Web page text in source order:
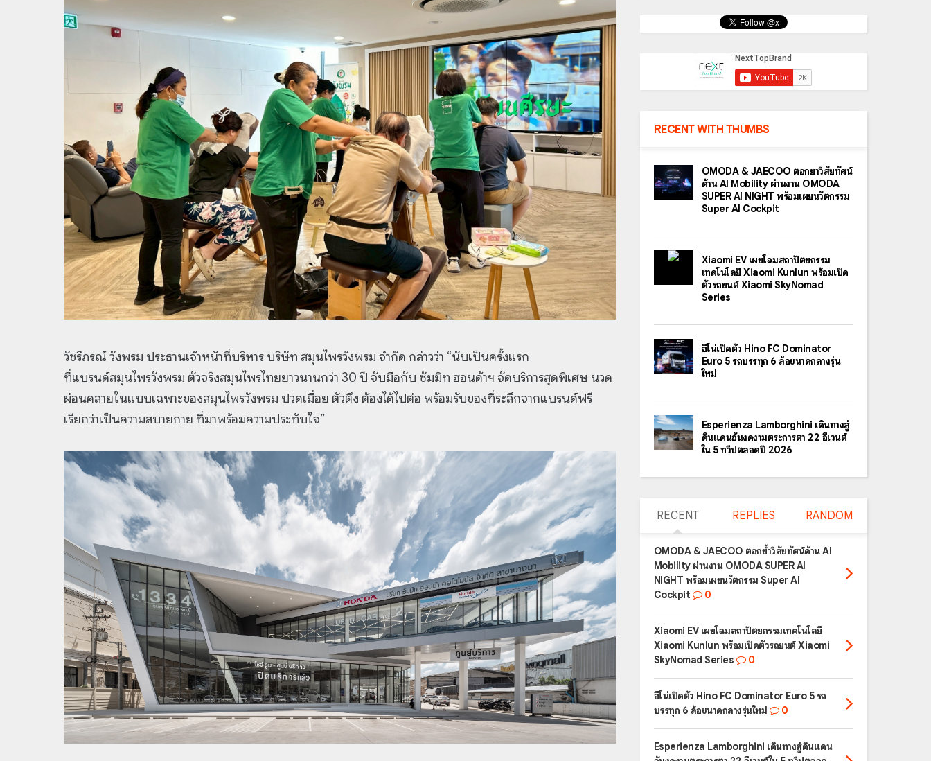
วัชรีภรณ์ วังพรม ประธานเจ้าหน้าที่บริหาร บริษัท สมุนไพรวังพรม จำกัด กล่าวว่า “นับเป็นครั้งแรก
ที่แบรนด์สมุนไพรวังพรม ตัวจริงสมุนไพรไทยยาวนานกว่า 30 ปี จับมือกับ ซัมมิท ฮอนด้าฯ จัดบริการสุดพิเศษ นวด
ผ่อนคลายในแบบเฉพาะของสมุนไพรวังพรม ปวดเมื่อย ตัวตึง ต้องได้ไปต่อ พร้อมรับของที่ระลึกจากแบรนด์ฟรี
เรียกว่าเป็นความสบายกาย ที่มาพร้อมความประทับใจ”
RECENT WITH THUMBS
OMODA & JAECOO ตอกย้ำวิสัยทัศน์
ด้าน AI Mobility ผ่านงาน OMODA
SUPER AI NIGHT พร้อมเผยนวัตกรรม
Super AI Cockpit
Xiaomi EV เผยโฉมสถาปัตยกรรม
เทคโนโลยี Xiaomi Kunlun พร้อมเปิด
ตัวรถยนต์ Xiaomi SkyNomad
Series
ฮีโน่เปิดตัว Hino FC Dominator
Euro 5 รถบรรทุก 6 ล้อขนาดกลางรุ่น
ใหม่
Esperienza Lamborghini เดินทางสู่
ดินแดนอันงดงามตระการตา 22 อีเวนต์
ใน 5 ทวีปตลอดปี 2026
RECENT REPLIES RANDOM
OMODA & JAECOO ตอกย้ำวิสัยทัศน์ด้าน AI
Mobility ผ่านงาน OMODA SUPER AI
NIGHT พร้อมเผยนวัตกรรม Super AI
Cockpit
0
Xiaomi EV เผยโฉมสถาปัตยกรรมเทคโนโลยี
Xiaomi Kunlun พร้อมเปิดตัวรถยนต์ Xiaomi
SkyNomad Series
0
ฮีโน่เปิดตัว Hino FC Dominator Euro 5 รถ
บรรทุก 6 ล้อขนาดกลางรุ่นใหม่
0
Esperienza Lamborghini เดินทางสู่ดินแดน